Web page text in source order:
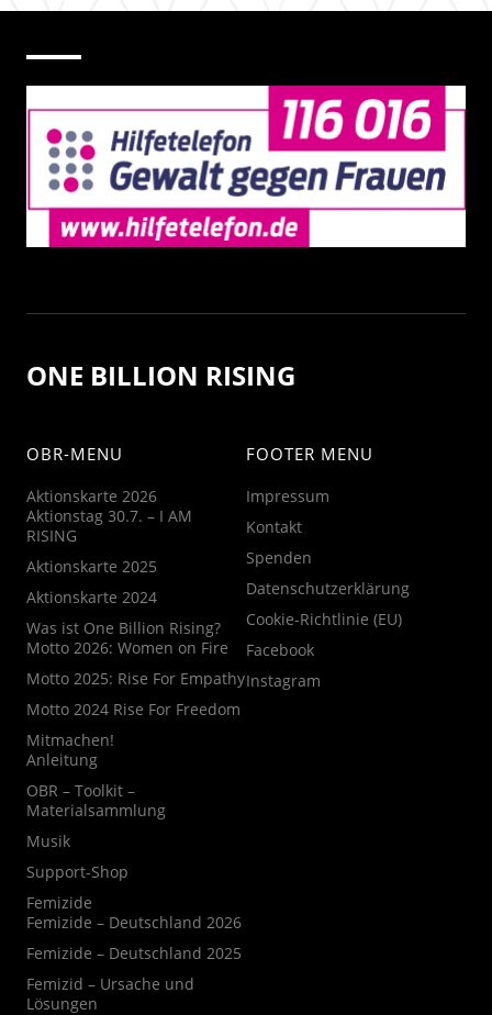
ONE BILLION RISING
OBR-MENU
Aktionskarte 2026
Aktionstag 30.7. – I AM
RISING
Aktionskarte 2025
Aktionskarte 2024
Was ist One Billion Rising?
Motto 2026: Women on Fire
Motto 2025: Rise For Empathy
Motto 2024 Rise For Freedom
Mitmachen!
Anleitung
OBR – Toolkit –
Materialsammlung
Musik
Support-Shop
Femizide
Femizide – Deutschland 2026
Femizide – Deutschland 2025
Femizid – Ursache und
Lösungen
FOOTER MENU
Impressum
Kontakt
Spenden
Datenschutzerklärung
Cookie-Richtlinie (EU)
Facebook
Instagram